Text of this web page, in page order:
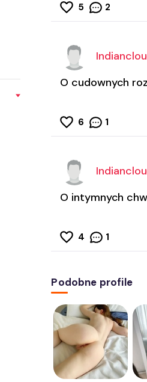
5 2
O cudownych
6 1
O intymnych
4 1
Podobne profile